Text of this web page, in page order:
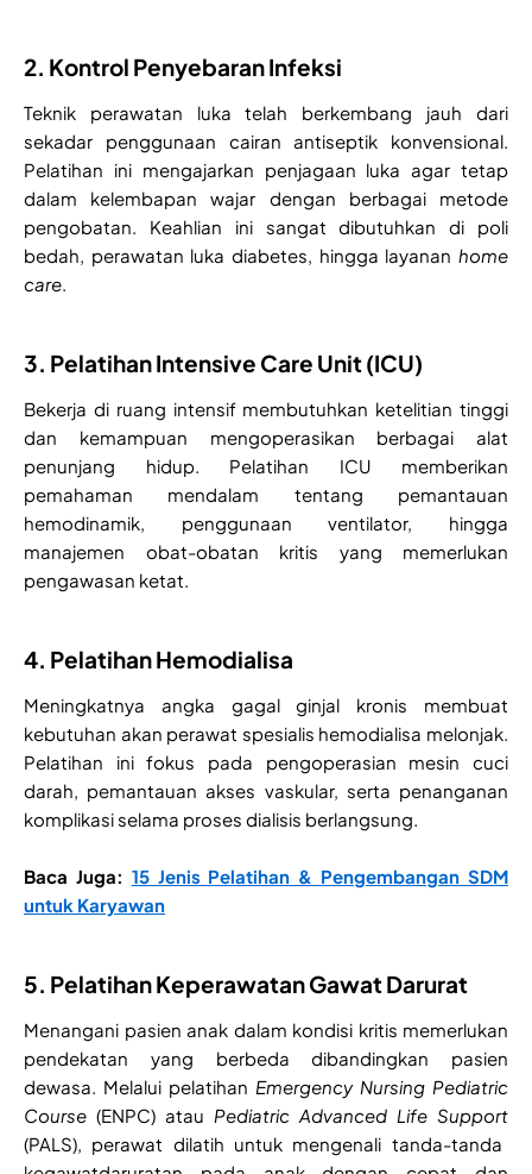
2. Kontrol Penyebaran Infeksi
Teknik perawatan luka telah berkembang jauh dari
sekadar penggunaan cairan antiseptik konvensional.
Pelatihan ini mengajarkan penjagaan luka agar tetap
dalam kelembapan wajar dengan berbagai metode
pengobatan. Keahlian ini sangat dibutuhkan di poli
bedah, perawatan luka diabetes, hingga layanan home
care
3. Pelatihan Intensive Care Unit (ICU)
Bekerja di ruang intensif membutuhkan ketelitian tinggi
dan kemampuan mengoperasikan berbagai alat
penunjang hidup. Pelatihan ICU memberikan
pemahaman mendalam tentang pemantauan
hemodinamik, penggunaan ventilator, hingga
manajemen obat-obatan kritis yang memerlukan
pengawasan ketat.
4. Pelatihan Hemodialisa
Meningkatnya angka gagal ginjal kronis membuat
kebutuhan akan perawat spesialis hemodialisa melonjak.
Pelatihan ini fokus pada pengoperasian mesin cuci
darah, pemantauan akses vaskular, serta penanganan
komplikasi selama proses dialisis berlangsung.
Baca Juga: 15 Jenis Pelatihan & Pengembangan SDM
untuk Karyawan
5. Pelatihan Keperawatan Gawat Darurat
Menangani pasien anak dalam kondisi kritis memerlukan
pendekatan yang berbeda dibandingkan pasien
dewasa. Melalui pelatihan Emergency Nursing Pediatric
Course (ENPC) atau Pediatric Advanced Life Support
(PALS), perawat dilatih untuk mengenali tanda-tanda